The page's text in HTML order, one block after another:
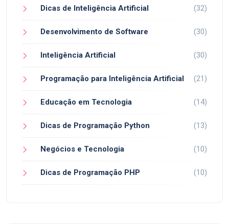
Dicas de Inteligência Artificial (32)
Desenvolvimento de Software (30)
Inteligência Artificial (30)
Programação para Inteligência Artificial (21)
Educação em Tecnologia (14)
Dicas de Programação Python (13)
Negócios e Tecnologia (10)
Dicas de Programação PHP (10)